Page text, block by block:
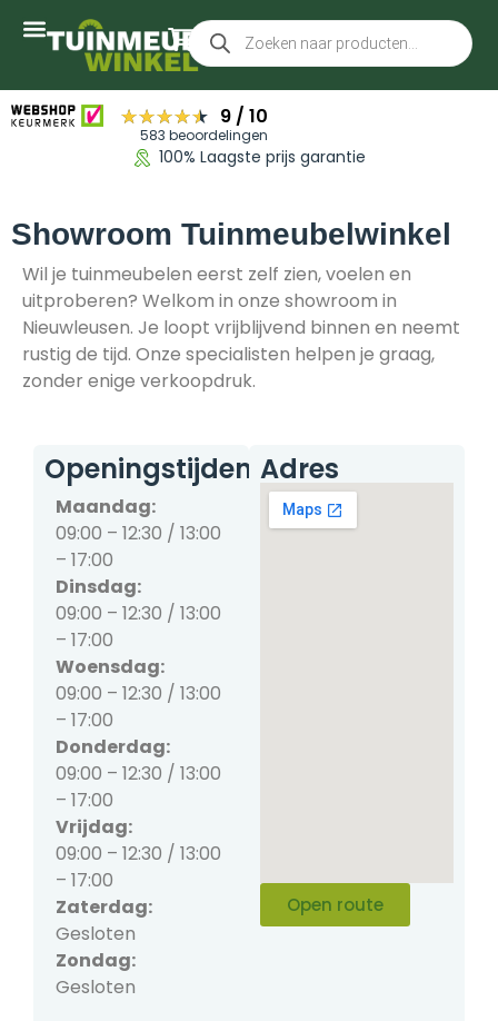
100% Laagste prijs garantie
★★★★★
★★★★★ 9 / 10
583 beoordelingen
Showroom Tuinmeubelwinkel
Wil je tuinmeubelen eerst zelf zien, voelen en
uitproberen? Welkom in onze showroom in
Nieuwleusen. Je loopt vrijblijvend binnen en neemt
rustig de tijd. Onze specialisten helpen je graag,
zonder enige verkoopdruk.
Openingstijden
Maandag:
09:00 – 12:30 / 13:00
– 17:00
Dinsdag:
09:00 – 12:30 / 13:00
– 17:00
Woensdag:
09:00 – 12:30 / 13:00
– 17:00
Donderdag:
09:00 – 12:30 / 13:00
– 17:00
Vrijdag:
09:00 – 12:30 / 13:00
– 17:00
Zaterdag:
Gesloten
Zondag:
Gesloten
Adres
Open route